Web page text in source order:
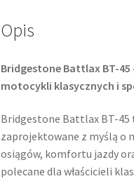
Opis
Bridgestone Battlax BT-
motocykli klasycznych i
Bridgestone Battlax BT-
zaprojektowane z myślą o
osiągów, komfortu jazdy
polecane dla właścicieli